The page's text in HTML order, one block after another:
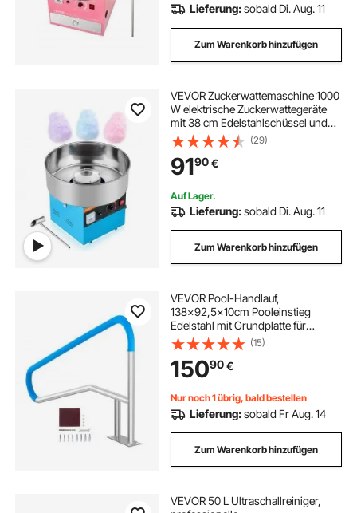
Lieferung:sobald Di. Aug. 11
Zum Warenkorb hinzufügen
VEVOR Zuckerwattemaschine 1000
W elektrische Zuckerwattegeräte
mit 38 cm Edelstahlschüssel und
Zuckerlöffel, macht Zuckerwatten
für Geburtstage zu Hause
Familienfeiern, Blau 3500 U/min
(29)
9190€
Auf Lager.
Lieferung:sobald Di. Aug. 11
Zum Warenkorb hinzufügen
VEVOR Pool-Handlauf,
138x92,5x10cm Pooleinstieg
Edelstahl mit Grundplatte für
Innen-/Außenpools,
Sicherheitsgeländer für
Schwimmbäder, rostfreier Haltegriff
mit Griffabdeckung & Zubehör für
Spas
(15)
15090€
Nur noch 1 übrig, bald bestellen
Lieferung:sobald Fr Aug. 14
Zum Warenkorb hinzufügen
VEVOR 50 L Ultraschallreiniger,